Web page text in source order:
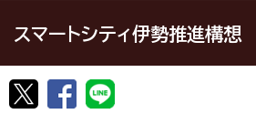
スマートシティ伊勢推進構想